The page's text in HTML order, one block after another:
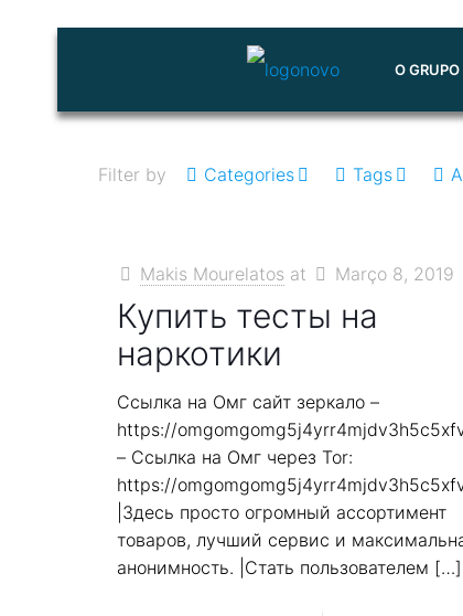
O GRUPO
Filter by Categories Tags
Makis Mourelatos at Março 8, 2019
Купить тесты на
наркотики
Ссылка на Омг сайт зеркало –
https://
– Ссылка на Омг через Tor:
https://
|Здесь просто огромный ассортимент
товаров, лучший сервис и
анонимность. |Стать пользователем […]